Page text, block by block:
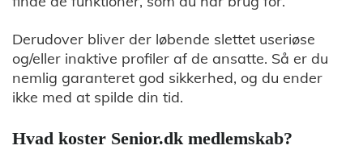
Derudover bliver der løbende slettet useriøse
og/eller inaktive profiler af de ansatte. Så er du
nemlig garanteret god sikkerhed, og du ender
ikke med at spilde din tid.
Hvad koster Senior.dk medlemskab?